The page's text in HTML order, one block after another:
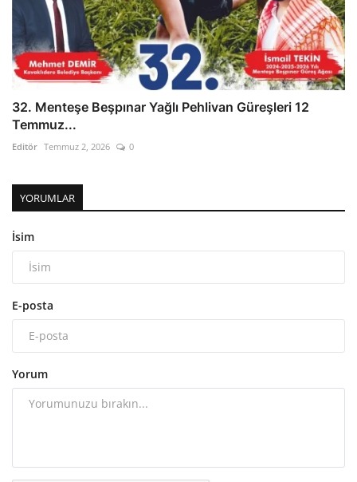
32. Menteşe Beşpınar Yağlı Pehlivan Güreşleri 12
Temmuz...
Editör Temmuz 2, 2026 0
YORUMLAR
İsim
E-posta
Yorum